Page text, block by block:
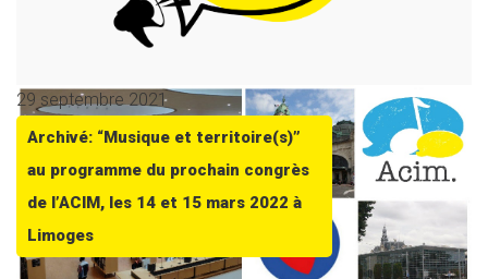
29 septembre 2021
Archivé: “Musique et territoire(s)”
au programme du prochain congrès
de l’ACIM, les 14 et 15 mars 2022 à
Limoges